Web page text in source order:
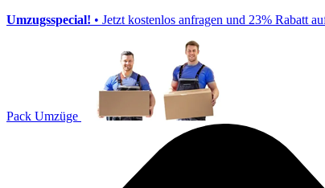
Umzugsspecial! • Jetzt kostenlos anfragen und 23% Rabatt
Pack Umzüge